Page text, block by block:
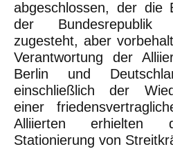
abgeschlossen, der die
der
zugesteht, aber
Verantwortung der
Berlin und
einschließlich der
einer
Alliierten
Stationierung von